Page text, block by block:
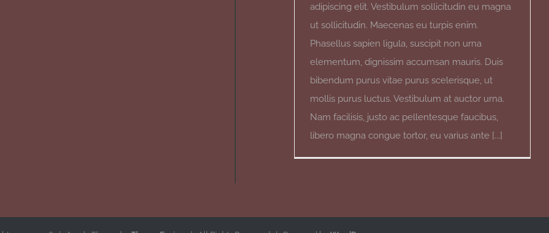
adipiscing elit. Vestibulum sollicitudin eu magna
ut sollicitudin. Maecenas eu turpis enim.
Phasellus sapien ligula, suscipit non urna
elementum, dignissim accumsan mauris. Duis
bibendum purus vitae purus scelerisque, ut
mollis purus luctus. Vestibulum at auctor urna.
Nam facilisis, justo ac pellentesque faucibus,
libero magna congue tortor, eu varius ante [...]